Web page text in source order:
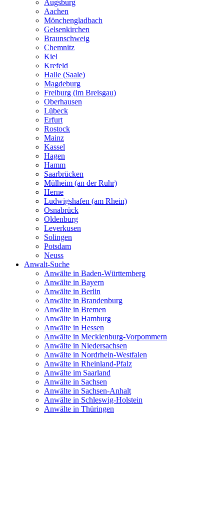
Augsburg
Aachen
Mönchengladbach
Gelsenkirchen
Braunschweig
Chemnitz
Kiel
Krefeld
Halle (Saale)
Magdeburg
Freiburg (im Breisgau)
Oberhausen
Lübeck
Erfurt
Rostock
Mainz
Kassel
Hagen
Hamm
Saarbrücken
Mülheim (an der Ruhr)
Herne
Ludwigshafen (am Rhein)
Osnabrück
Oldenburg
Leverkusen
Solingen
Potsdam
Neuss
Anwalt-Suche
Anwälte in Baden-Württemberg
Anwälte in Bayern
Anwälte in Berlin
Anwälte in Brandenburg
Anwälte in Bremen
Anwälte in Hamburg
Anwälte in Hessen
Anwälte in Mecklenburg-Vorpommern
Anwälte in Niedersachsen
Anwälte in Nordrhein-Westfalen
Anwälte in Rheinland-Pfalz
Anwälte im Saarland
Anwälte in Sachsen
Anwälte in Sachsen-Anhalt
Anwälte in Schleswig-Holstein
Anwälte in Thüringen